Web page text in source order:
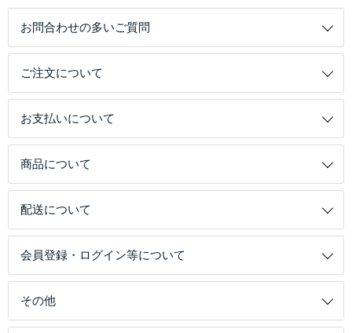
お問合わせの多いご質問
ご注文について
お支払いについて
商品について
配送について
会員登録・ログイン等について
その他